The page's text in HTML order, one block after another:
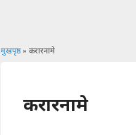
मुखपृष्ठ» करारनामे
करारनामे